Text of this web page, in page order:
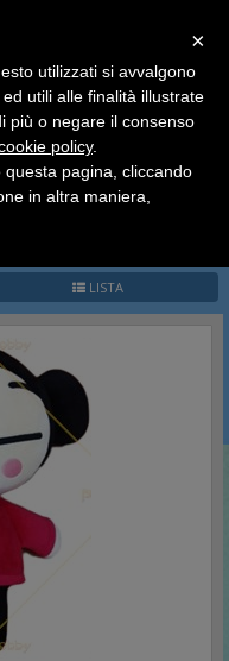
LISTA
×
9/08 al 24/08
del 07/08 verranno
Hobby
×
utilizzati si avvalgono
utili alle finalità illustrate
più o negare il consenso
policy.
pagina, cliccando
in altra maniera,